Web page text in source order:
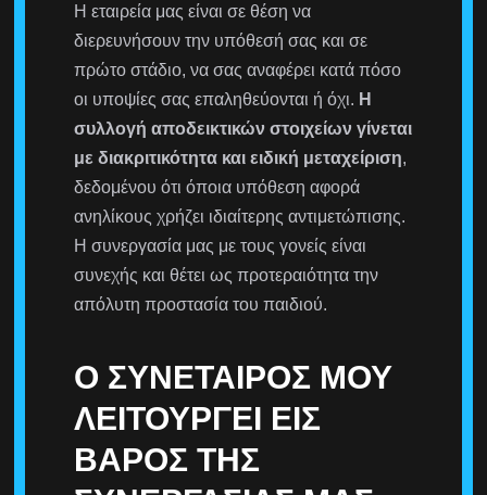
Η εταιρεία μας είναι σε θέση να
διερευνήσουν την υπόθεσή σας και σε
πρώτο στάδιο, να σας αναφέρει κατά πόσο
οι υποψίες σας επαληθεύονται ή όχι. Η
συλλογή αποδεικτικών στοιχείων γίνεται
με διακριτικότητα και ειδική μεταχείριση,
δεδομένου ότι όποια υπόθεση αφορά
ανηλίκους χρήζει ιδιαίτερης αντιμετώπισης.
Η συνεργασία μας με τους γονείς είναι
συνεχής και θέτει ως προτεραιότητα την
απόλυτη προστασία του παιδιού.
Ο ΣΥΝΈΤΑΙΡΌΣ ΜΟΥ
ΛΕΙΤΟΥΡΓΕΊ ΕΙΣ
ΒΆΡΟΣ ΤΗΣ